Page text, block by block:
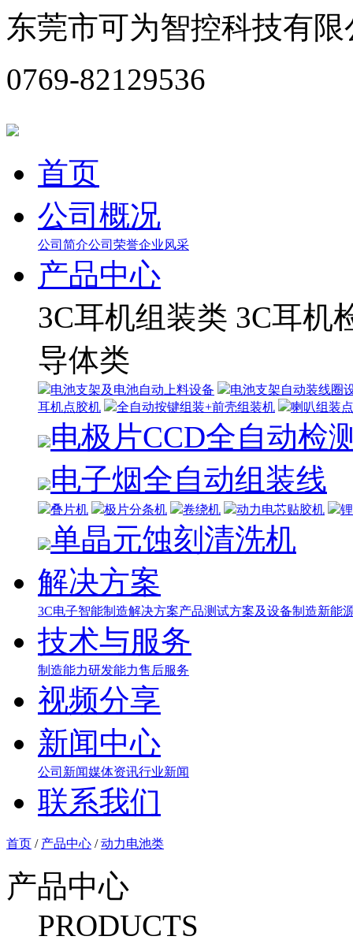
东莞市可为智控科技有限
0769-82129536
首页
公司概况
公司简介公司荣誉企业风采
产品中心
3C耳机组装类 3C耳机
导体类
电池支架及电池自动上料设备
电池支架自动装线圈
耳机点胶机
全自动按键组装+前壳组装机 喇叭组装
电极片CCD全自动检
电子烟全自动组装线
叠片机 极片分条机 卷绕机 动力电芯贴胶机
单晶元蚀刻清洗机
解决方案
3C电子智能制造解决方案产品测试方案及设备制造新能
技术与服务
制造能力研发能力售后服务
视频分享
新闻中心
公司新闻媒体资讯行业新闻
联系我们
首页 / 产品中心 /动力电池类
产品中心
PRODUCTS